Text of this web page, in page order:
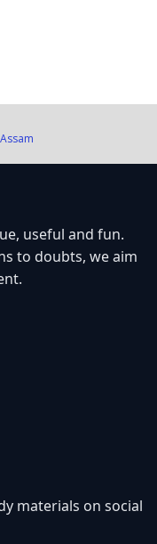
useful and fun.
to doubts, we aim
materials on social